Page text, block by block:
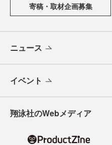
寄稿・取材企画募集
ニュース
イベント
翔泳社のWebメディア